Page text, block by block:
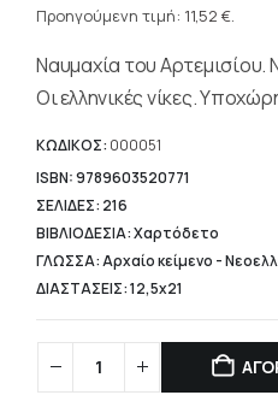
14,40 €.
τρέχουσα
είναι:
11,52 €.
Προηγούμενη τιμή: 11,52 €.
Ναυμαχία του Αρτεμισίου.
Οι ελληνικές νίκες.
ΚΩΔΙΚΟΣ: 000051
ISBN: 9789603520771
ΣΕΛΙΔΕΣ: 216
ΒΙΒΛΙΟΔΕΣΙΑ: Χαρτόδετο
ΓΛΩΣΣΑ: Αρχαίο κείμενο -
ΔΙΑΣΤΑΣΕΙΣ: 12,5x21